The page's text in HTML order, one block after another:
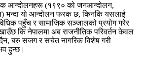
आन्दोलनहरू (१९९० को जनआन्दोलन,
भन्दा यो आन्दोलन फरक छ, किनकि यसलाई
पहुँच र सामाजिक सञ्जालको प्रयोग गरेर
कि नेपालमा अब राजनीतिक परिवर्तन केवल
बरु सजग र सचेत नागरिक विशेष गरी
हुन्छ।